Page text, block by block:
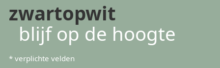
zwartopwit
blijf op de hoogte
* verplichte velden